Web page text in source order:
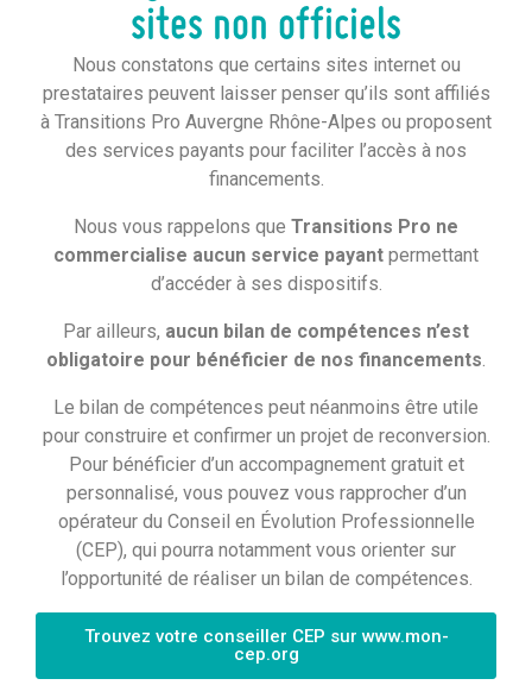
déposer un dossier deProjet de Transition
Professionnel (PTP).
En septembre 2023, la Commission d’Instruction a
accepté son dossier, ce qui lui a permis de débuter sa
formation pour devenir manager général en club sportif
Désormais ambassadeur Transitions Pro Auvergne
Rhône-Alpes, il nous partage son expérience de
futur reconverti !
Comme Aurélien, votre dossier a été validé par la
sites non officiels
Nous constatons que certains sites internet ou
prestataires peuvent laisser penser qu’ils sont affiliés
à Transitions Pro Auvergne Rhône-Alpes ou proposent
des services payants pour faciliter l’accès à nos
financements.
Nous vous rappelons que Transitions Pro ne
commercialise aucun service payant permettant
d’accéder à ses dispositifs.
Par ailleurs, aucun bilan de compétences n’est
obligatoire pour bénéficier de nos financements
Le bilan de compétences peut néanmoins être utile
pour construire et confirmer un projet de reconversion.
Pour bénéficier d’un accompagnement gratuit et
personnalisé, vous pouvez vous rapprocher d’un
opérateur du Conseil en Évolution Professionnelle
(CEP), qui pourra notamment vous orienter sur
l’opportunité de réaliser un bilan de compétences.
Trouvez votre conseiller CEP sur www.mon-
cep.org